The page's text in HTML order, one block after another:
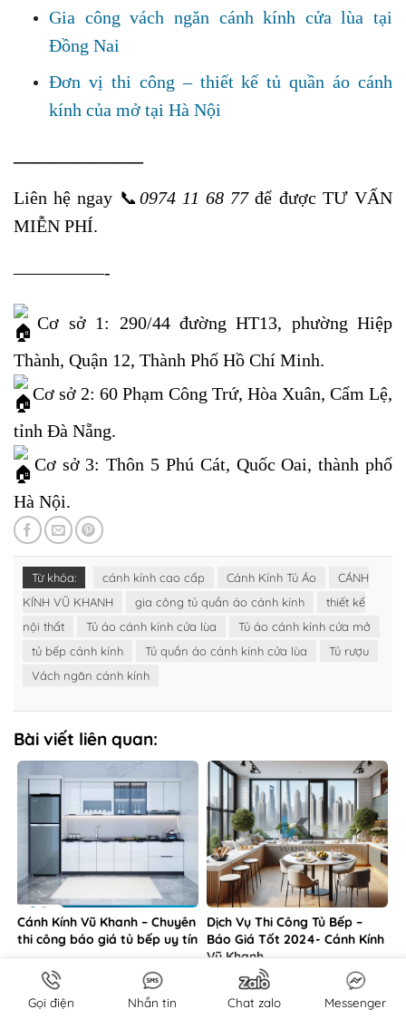
Gia công vách ngăn cánh kính cửa lùa tại
Đồng Nai
Đơn vị thi công – thiết kế tủ quần áo cánh
kính của mở tại Hà Nội
——————–
Liên hệ ngay 📞 0974 11 68 77để được TƯ VẤN
MIỄN PHÍ.
—————-
Cơ sở 1: 290/44 đường HT13, phường Hiệp
Thành, Quận 12, Thành Phố Hồ Chí Minh.
Cơ sở 2: 60 Phạm Công Trứ, Hòa Xuân, Cẩm Lệ,
tỉnh Đà Nẵng.
Cơ sở 3: Thôn 5 Phú Cát, Quốc Oai, thành phố
Hà Nội.
Từ khóa: cánh kính cao cấp Cánh Kính Tủ Áo
CÁNH
KÍNH VŨ KHANH
gia công tủ quần áo cánh kính
thiết kế
nội thất
Tủ áo cánh kính cửa lùa
Tủ áo cánh kính cửa mở
tủ bếp cánh kính
Tủ quần áo cánh kính cửa lùa
Tủ rượu
Vách ngăn cánh kính
Bài viết liên quan:
Cánh Kính Vũ Khanh – Chuyên
thi công báo giá tủ bếp uy tín
Dịch Vụ Thi Công Tủ Bếp –
Báo Giá Tốt 2024- Cánh Kính
Vũ Khanh
Gọi điện Nhắn tin Chat zalo Messenger